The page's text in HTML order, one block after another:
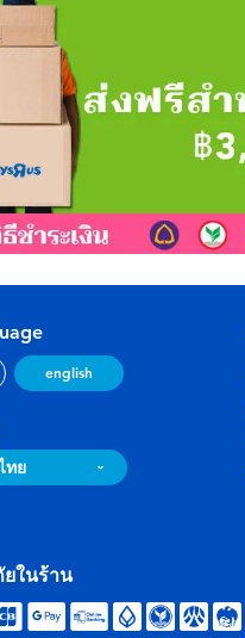
english
ทย
ในร้าน